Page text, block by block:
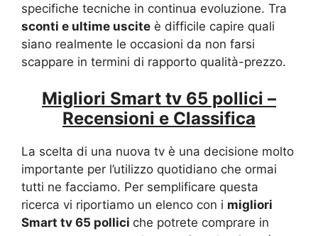
specifiche tecniche in continua evoluzione. Tra
sconti e ultime uscite è difficile capire quali
siano realmente le occasioni da non farsi
scappare in termini di rapporto qualità-prezzo.
Migliori Smart tv 65 pollici –
Recensioni e Classifica
La scelta di una nuova tv è una decisione molto
importante per l’utilizzo quotidiano che ormai
tutti ne facciamo. Per semplificare questa
ricerca vi riportiamo un elenco con i migliori
Smart tv 65 pollici che potrete comprare in